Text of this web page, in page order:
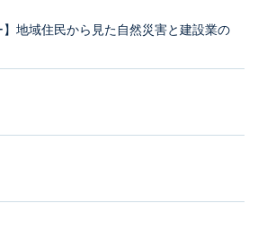
】地域住民から見た自然災害と建設業の